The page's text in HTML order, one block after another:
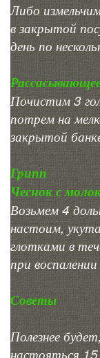
Либо
в закрытой
день по
Почистим 3
потрем на
закрытой
Грипп
Чеснок с
Возьмем 4
настоим,
глотками в
при
Советы
Полезнее
настояться